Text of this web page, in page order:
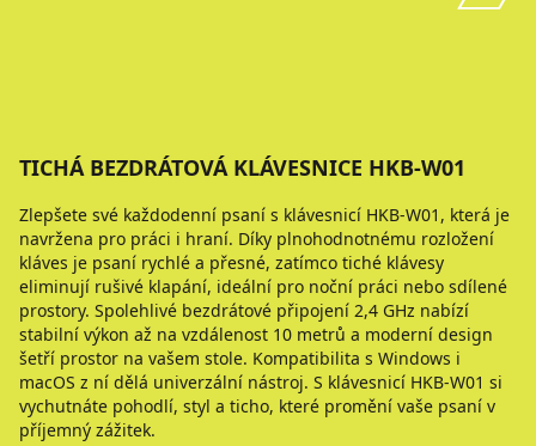
TICHÁ BEZDRÁTOVÁ KLÁVESNICE HKB-W01
Zlepšete své každodenní psaní s klávesnicí HKB-W01, která je
navržena pro práci i hraní. Díky plnohodnotnému rozložení
kláves je psaní rychlé a přesné, zatímco tiché klávesy
eliminují rušivé klapání, ideální pro noční práci nebo sdílené
prostory. Spolehlivé bezdrátové připojení 2,4 GHz nabízí
stabilní výkon až na vzdálenost 10 metrů a moderní design
šetří prostor na vašem stole. Kompatibilita s Windows i
macOS z ní dělá univerzální nástroj. S klávesnicí HKB-W01 si
vychutnáte pohodlí, styl a ticho, které promění vaše psaní v
příjemný zážitek.